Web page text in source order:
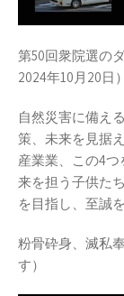
第50回衆院選の
2024年10月20日
自然災害に備え
策、未来を見据
産業業、この4
来を担う子供た
を目指し、至誠
粉骨砕身、滅私
す）